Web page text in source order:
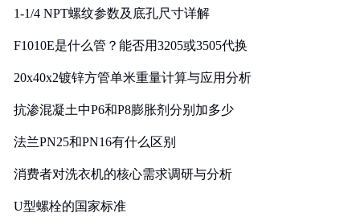
1-1/4 NPT螺纹参数及底孔尺寸详解
F1010E是什么管？能否用3205或3505代换
20x40x2镀锌方管单米重量计算与应用分析
抗渗混凝土中P6和P8膨胀剂分别加多少
法兰PN25和PN16有什么区别
消费者对洗衣机的核心需求调研与分析
U型螺栓的国家标准